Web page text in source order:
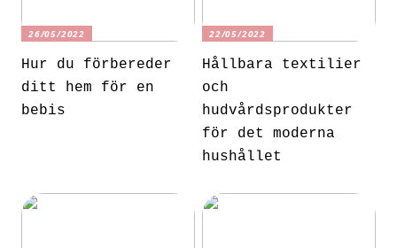
26/05/2022
Hur du förbereder
ditt hem för en
bebis
22/05/2022
Hållbara textilier
och
hudvårdsprodukter
för det moderna
hushållet